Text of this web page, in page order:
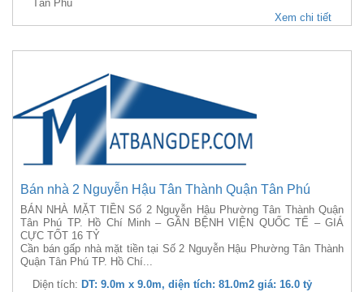
Tân Phú
Xem chi tiết
Bán nhà 2 Nguyễn Hậu Tân Thành Quận Tân Phú
BÁN NHÀ MẶT TIỀN Số 2 Nguyễn Hậu Phường Tân Thành Quận
Tân Phú TP. Hồ Chí Minh – GẦN BỆNH VIỆN QUỐC TẾ – GIÁ
CỰC TỐT 16 TỶ
Cần bán gấp nhà mặt tiền tại Số 2 Nguyễn Hậu Phường Tân Thành
Quận Tân Phú TP. Hồ Chí...
Diện tích: DT: 9.0m x 9.0m, diện tích: 81.0m2 giá: 16.0 tỷ